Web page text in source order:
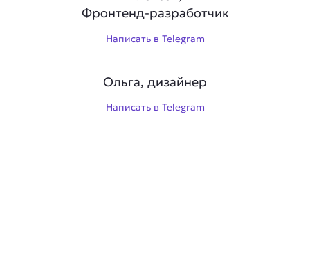
Фронтенд-разработчик
Написать в Telegram
Ольга, дизайнер
Написать в Telegram